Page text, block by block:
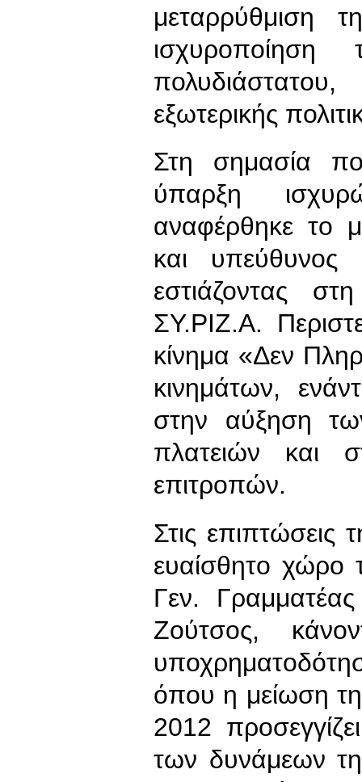
μεταρρύθμιση
εξωτερικής
Στη σημασία
ύπαρξη
αναφέρθηκε το
και υπεύθυνος
εστιάζοντας
ΣΥ.ΡΙΖ.Α.
κίνημα «Δεν
κινημάτων,
στην αύξηση
πλατειών και
επιτροπών.
Στις επιπτώσεις
ευαίσθητο χώρο
Γεν.
Ζούτσος,
όπου η μείωση
2012
των δυνάμεων